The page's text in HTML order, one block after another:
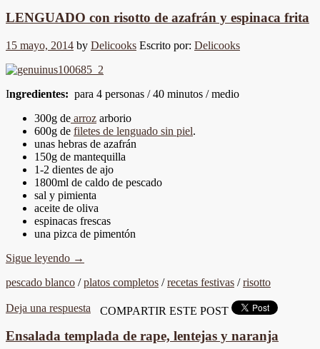
LENGUADO con risotto de azafrán y espinaca frita
15 mayo, 2014 by Delicooks Escrito por: Delicooks
Ingredientes: para 4 personas / 40 minutos / medio
300g de arroz arborio
600g de filetes de lenguado sin piel.
unas hebras de azafrán
150g de mantequilla
1-2 dientes de ajo
1800ml de caldo de pescado
sal y pimienta
aceite de oliva
espinacas frescas
una pizca de pimentón
Sigue leyendo →
pescado blanco /platos completos /recetas festivas /risotto
Deja una respuesta COMPARTIR ESTE POST
Ensalada templada de rape, lentejas y naranja